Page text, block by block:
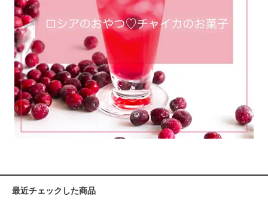
最近チェックした商品